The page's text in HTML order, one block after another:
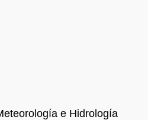
e Hidrología